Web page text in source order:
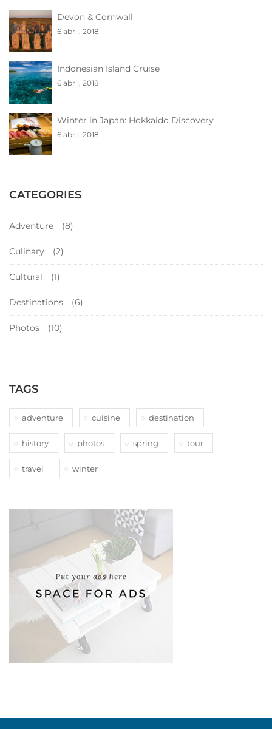
Devon & Cornwall
6 abril, 2018
Indonesian Island Cruise
6 abril, 2018
Winter in Japan: Hokkaido Discovery
6 abril, 2018
CATEGORIES
Adventure (8)
Culinary (2)
Cultural (1)
Destinations (6)
Photos (10)
TAGS
adventure cuisine destination
history photos spring tour
travel winter